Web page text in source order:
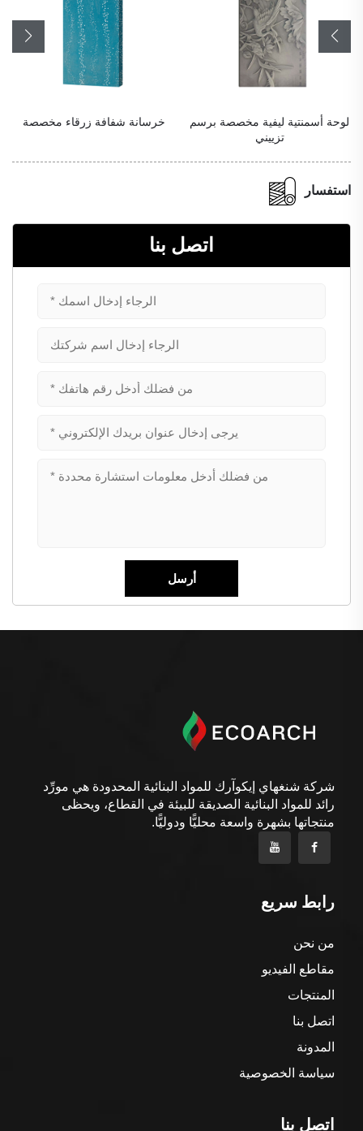
لوحة أسمنتية ليفية مخصصة برسم
تزييني
خرسانة شفافة زرقاء مخصصة
استفسار
اتصل بنا
شركة شنغهاي إيكوآرك للمواد البنائية المحدودة هي مورِّد
رائد للمواد البنائية الصديقة للبيئة في القطاع، ويحظى
منتجاتها بشهرة واسعة محليًّا ودوليًّا.
رابط سريع
من نحن
مقاطع الفيديو
المنتجات
اتصل بنا
المدونة
سياسة الخصوصية
اتصل بنا